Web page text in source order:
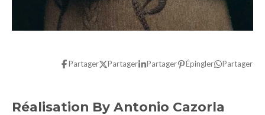
Partager Partager Partager Épingler Partager
Réalisation By Antonio Cazorla